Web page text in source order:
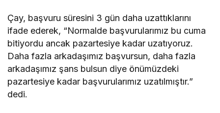
Çay, başvuru süresini 3 gün daha uzattıklarını
ifade ederek, “Normalde başvurularımız bu cuma
bitiyordu ancak pazartesiye kadar uzatıyoruz.
Daha fazla arkadaşımız başvursun, daha fazla
arkadaşımız şans bulsun diye önümüzdeki
pazartesiye kadar başvurularımız uzatılmıştır.”
dedi.